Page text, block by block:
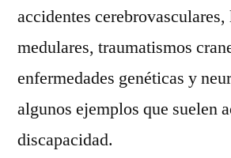
accidentes cerebrovasculares,
medulares, traumatismos
enfermedades genéticas y
algunos ejemplos que suelen
discapacidad.